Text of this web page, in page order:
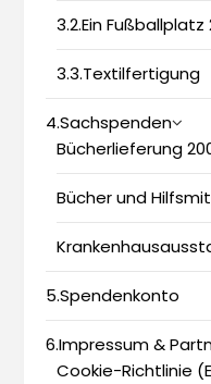
3.2.Ein Fußballplatz
3.3.Textilfertigung
4.Sachspenden
Bücherlieferung
Bücher und
5.Spendenkonto
6.Impressum &
Cookie-Richtlinie